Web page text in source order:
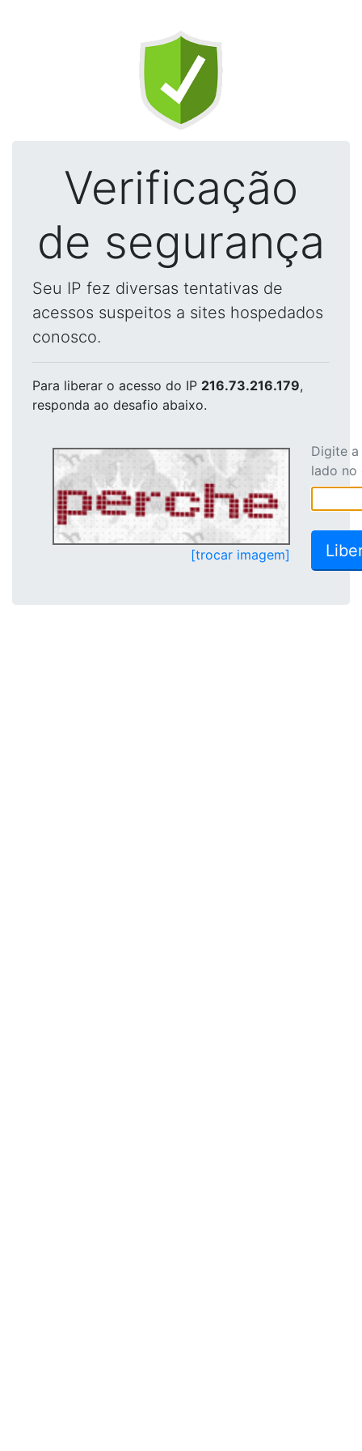
Verificação
de segurança
Seu IP fez diversas tentativas de
acessos suspeitos a sites hospedados
conosco.
Para liberar o acesso do IP 216.73.216.179,
responda ao desafio abaixo.
[trocar imagem]
Digite
lado no